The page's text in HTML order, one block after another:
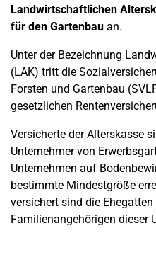
Landwirtschaftlichen
für den Gartenbau an.
Unter der Bezeichnung
(LAK) tritt die
Forsten und Gartenbau
gesetzlichen
Versicherte der Alterskasse
Unternehmer von
Unternehmen auf
bestimmte Mindestgröße
versichert sind die
Familienangehörigen dieser